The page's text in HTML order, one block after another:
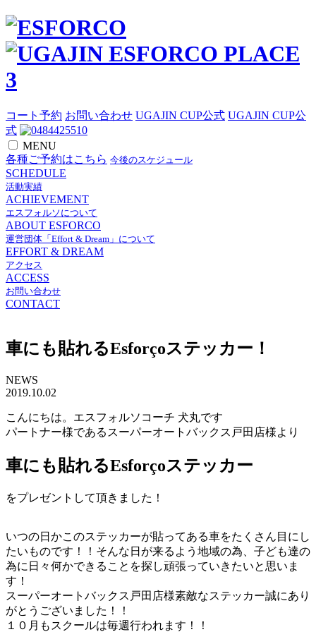
コート予約 お問い合わせ UGAJIN CUP公式 UGAJIN CUP公
式
MENU
各種ご予約はこちら 今後のスケジュール
SCHEDULE
活動実績
ACHIEVEMENT
エスフォルソについて
ABOUT ESFORCO
運営団体「Effort & Dream」について
EFFORT & DREAM
アクセス
ACCESS
お問い合わせ
CONTACT
車にも貼れるEsforçoステッカー！
NEWS
2019.10.02
こんにちは。エスフォルソコーチ 犬丸です
パートナー様であるスーパーオートバックス戸田店様より
車にも貼れるEsforçoステッカー
をプレゼントして頂きました！
いつの日かこのステッカーが貼ってある車をたくさん目にし
たいものです！！そんな日が来るよう地域の為、子ども達の
為に日々何かできることを探し頑張っていきたいと思いま
す！
スーパーオートバックス戸田店様素敵なステッカー誠にあり
がとうございました！！
１０月もスクールは毎週行われます！！